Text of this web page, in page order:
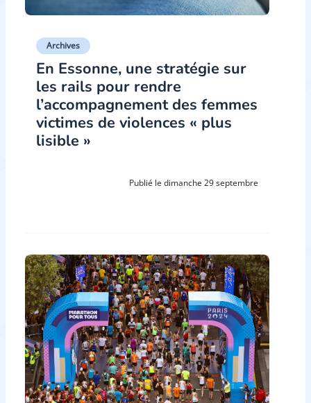
Archives
En Essonne, une stratégie sur
les rails pour rendre
l’accompagnement des femmes
victimes de violences « plus
lisible »
Publié le dimanche 29 septembre